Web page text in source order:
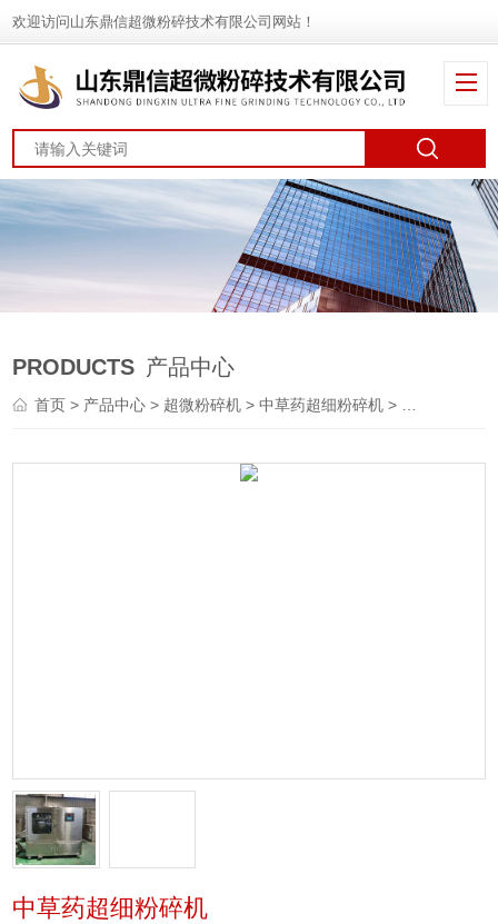
欢迎访问山东鼎信超微粉碎技术有限公司网站！
PRODUCTS 产品中心
首页> 产品中心 > 超微粉碎机 >中草药超细粉碎机 > 中草药超细粉碎机
中草药超细粉碎机